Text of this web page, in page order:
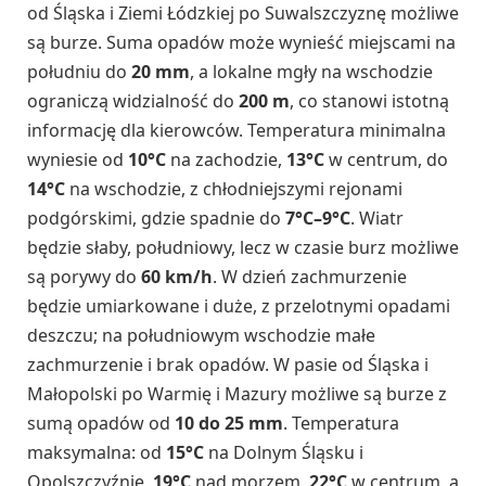
od Śląska i Ziemi Łódzkiej po Suwalszczyznę możliwe
są burze. Suma opadów może wynieść miejscami na
południu do 20 mm, a lokalne mgły na wschodzie
ograniczą widzialność do 200 m, co stanowi istotną
informację dla kierowców. Temperatura minimalna
wyniesie od 10°C na zachodzie, 13°Cw centrum, do
14°C na wschodzie, z chłodniejszymi rejonami
podgórskimi, gdzie spadnie do 7°C–9°C. Wiatr
będzie słaby, południowy, lecz w czasie burz możliwe
są porywy do 60 km/h. W dzień zachmurzenie
będzie umiarkowane i duże, z przelotnymi opadami
deszczu; na południowym wschodzie małe
zachmurzenie i brak opadów. W pasie od Śląska i
Małopolski po Warmię i Mazury możliwe są burze z
sumą opadów od 10 do 25 mm. Temperatura
maksymalna: od 15°C na Dolnym Śląsku i